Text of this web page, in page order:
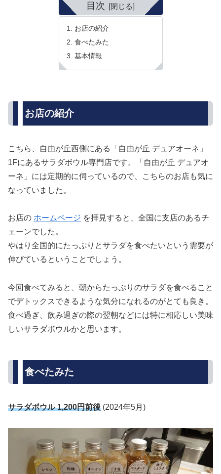
目次
お店の紹介
食べたみた
基本情報
お店の紹介
こちら、自由が丘西側にある「自由が丘 デュアオーネ」
1Fにあるサラダボウル専門店です。「自由が丘 デュアオ
ーネ」には定期的に伺っているので、こちらのお店も気に
なっていました。
お店の ホームページ を拝見すると、全国に支店のあるチ
ェーンでした。
やはり全国的にたっぷりとサラダを食べたいという需要が
伸びているということでしょう。
今回食べてみると、朝からたっぷりのサラダを食べること
でデトックスできるような気分になれるのがとても良き。
食べ過ぎ、飲み過ぎの際の翌朝などには特に相応しい美味
しいサラダボウルかと思います。
食べたみた
サラダボウル 1,200円前後 (2024年5月)